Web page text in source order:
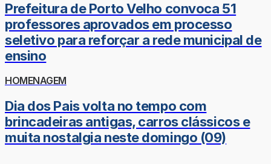
Prefeitura de Porto Velho convoca 51
professores aprovados em processo
seletivo para reforçar a rede municipal de
ensino
HOMENAGEM
Dia dos Pais volta no tempo com
brincadeiras antigas, carros clássicos e
muita nostalgia neste domingo (09)